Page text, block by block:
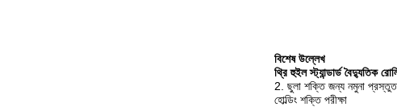
বিশেষ উল্লেখ
থ্রি হুইল স্ট্যান্ডার্ড বৈদ্যুতিক
2. ছুলা শক্তি জন্য নমুনা
হোল্ডিং শক্তি পরীক্ষা